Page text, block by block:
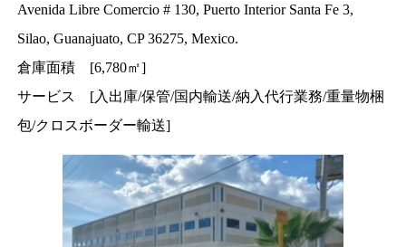
Avenida Libre Comercio # 130, Puerto Interior Santa Fe 3,
Silao, Guanajuato, CP 36275, Mexico.
倉庫面積 [6,780㎡]
サービス [入出庫/保管/国内輸送/納入代行業務/重量物梱
包/クロスボーダー輸送]